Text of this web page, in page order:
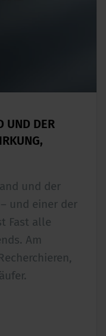
UND DER
und der
und einer der
Fast alle
Am